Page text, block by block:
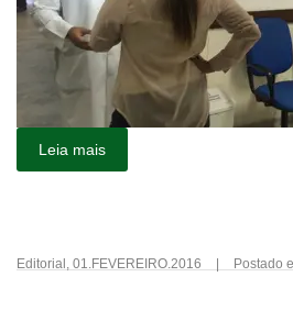
Leia mais
Editorial , 01.FEVEREIRO.2016 Postado